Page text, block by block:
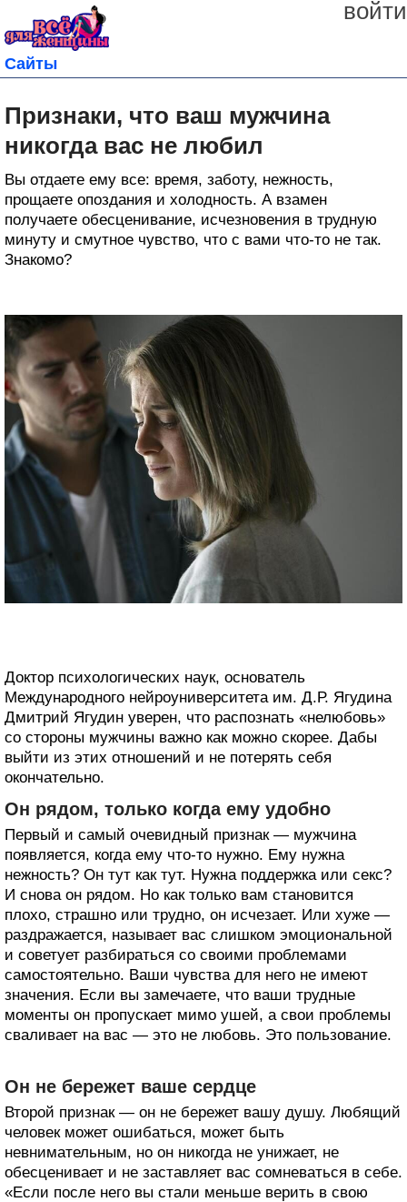
войти
Сайты
Признаки, что ваш мужчина
никогда вас не любил
Вы отдаете ему все: время, заботу, нежность,
прощаете опоздания и холодность. А взамен
получаете обесценивание, исчезновения в трудную
минуту и смутное чувство, что с вами что-то не так.
Знакомо?
Доктор психологических наук, основатель
Международного нейроуниверситета им. Д.Р. Ягудина
Дмитрий Ягудин уверен, что распознать «нелюбовь»
со стороны мужчины важно как можно скорее. Дабы
выйти из этих отношений и не потерять себя
окончательно.
Он рядом, только когда ему удобно
Первый и самый очевидный признак — мужчина
появляется, когда ему что-то нужно. Ему нужна
нежность? Он тут как тут. Нужна поддержка или секс?
И снова он рядом. Но как только вам становится
плохо, страшно или трудно, он исчезает. Или хуже —
раздражается, называет вас слишком эмоциональной
и советует разбираться со своими проблемами
самостоятельно. Ваши чувства для него не имеют
значения. Если вы замечаете, что ваши трудные
моменты он пропускает мимо ушей, а свои проблемы
сваливает на вас — это не любовь. Это пользование.
Он не бережет ваше сердце
Второй признак — он не бережет вашу душу. Любящий
человек может ошибаться, может быть
невнимательным, но он никогда не унижает, не
обесценивает и не заставляет вас сомневаться в себе.
«Если после него вы стали меньше верить в свою